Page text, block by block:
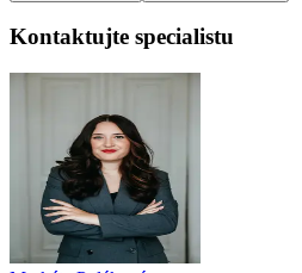
Kontaktujte specialistu